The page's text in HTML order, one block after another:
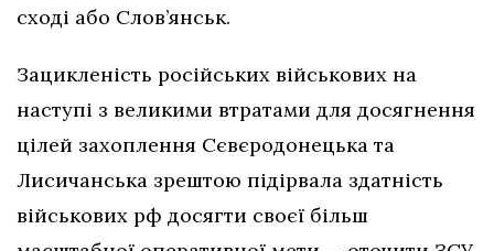
сході або Слов’янськ.
Зацикленість російських військових на
наступі з великими втратами для досягнення
цілей захоплення Сєвєродонецька та
Лисичанська зрештою підірвала здатність
військових рф досягти своєї більш